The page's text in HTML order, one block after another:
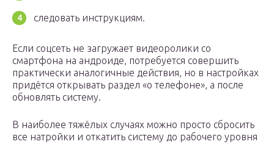
следовать инструкциям.
Если соцсеть не загружает видеоролики со
смартфона на андроиде, потребуется совершить
практически аналогичные действия, но в настройках
придётся открывать раздел «о телефоне», а после
обновлять систему.
В наиболее тяжёлых случаях можно просто сбросить
все натройки и откатить систему до рабочего уровня